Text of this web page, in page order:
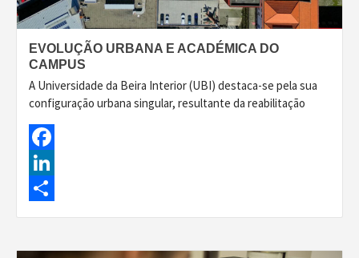
EVOLUÇÃO URBANA E ACADÉMICA DO
CAMPUS
A Universidade da Beira Interior (UBI) destaca-se pela sua
configuração urbana singular, resultante da reabilitação
Facebook
LinkedIn
Share